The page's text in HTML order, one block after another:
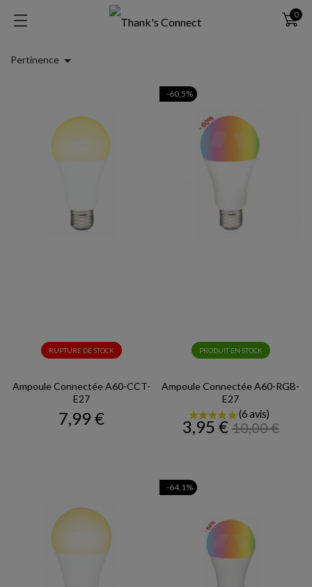
0
Pertinence 
RUPTURE DE STOCK
Ampoule Connectée A60-CCT-
E27
Prix
7,99 €
PRODUIT EN STOCK
Ampoule Connectée A60-RGB-
E27
Prix
3,95 €Prix
de
10,00 €
-60,5%
-64,1%